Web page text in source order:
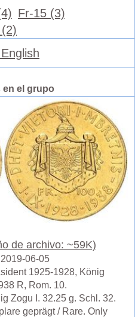
Fr-15 (3)
English
el grupo
de archivo: ~59K)
06-05
1925-1928, König
R, Rom. 10.
Zogu I. 32.25 g. Schl. 32.
geprägt / Rare. Only